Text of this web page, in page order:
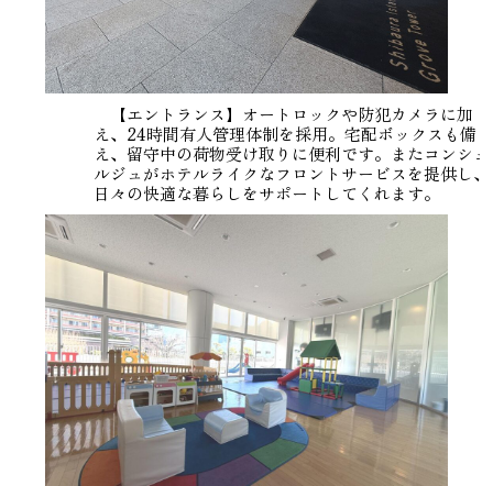
【エントランス】オートロックや防犯カメラに加
え、24時間有人管理体制を採用。宅配ボックスも備
え、留守中の荷物受け取りに便利です。またコンシェ
ルジュがホテルライクなフロントサービスを提供し、
日々の快適な暮らしをサポートしてくれます。